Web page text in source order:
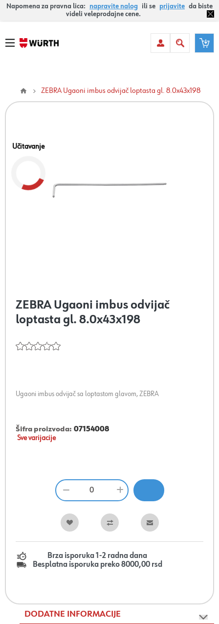
Napomena za pravna lica: napravite nalog ili se prijavite da biste
videli veleprodajne cene.
ZEBRA Ugaoni imbus odvijač loptasta gl. 8.0x43x198
Učitavanje
ZEBRA Ugaoni imbus odvijač
loptasta gl. 8.0x43x198
Ugaoni imbus odvijač sa loptastom glavom, ZEBRA
Šifra proizvoda: 07154008
Sve varijacije
Brza isporuka 1-2 radna dana
Besplatna isporuka preko 8000,00 rsd
DODATNE INFORMACIJE